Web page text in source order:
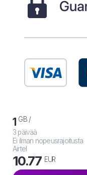
1 GB /
3 päivää
Ei ilman nopeusrajoitusta
Airtel
10.77 EUR